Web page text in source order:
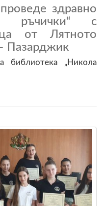
здравно
ръчички“ с
от Лятното
Пазарджик
библиотека „Никола